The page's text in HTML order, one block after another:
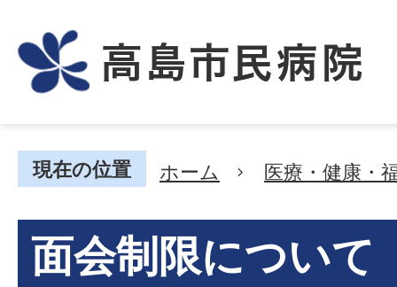
現在の位置 ホーム 医療・健康・
面会制限について